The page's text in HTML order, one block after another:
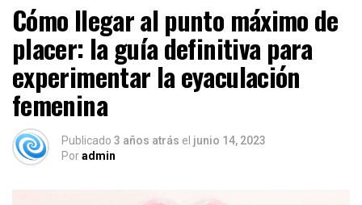
Cómo llegar al punto máximo de
placer: la guía definitiva para
experimentar la eyaculación
femenina
Publicado 3 años atrás el junio 14, 2023
Poradmin